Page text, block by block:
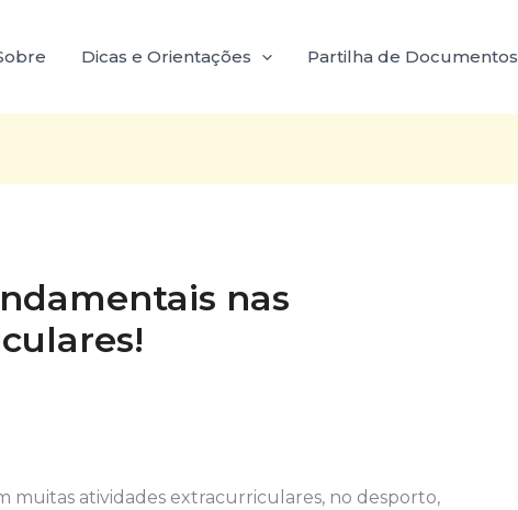
Dicas e Orientações Partilha de Documentos
nas
muitas atividades extracurriculares, no desporto,